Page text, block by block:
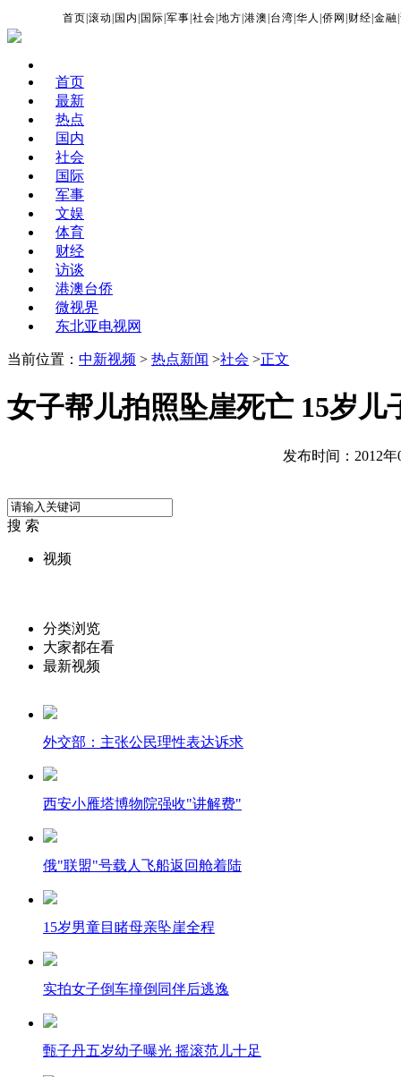
首页 |滚动 国内 国际 |军事 |社会 |地方 |港澳 台湾 |华人 |侨网 财经 |金融 |
首页
最新
热点
国内
社会
国际
军事
文娱
体育
财经
访谈
港澳台侨
微视界
东北亚电视网
当前位置： 中新视频 > 热点新闻 >社会 >正文
女子帮儿拍照坠崖死亡 15岁儿
发布时间：2012年
搜 索
视频
分类浏览
大家都在看
最新视频
外交部：主张公民理性表达诉求
西安小雁塔博物院强收"讲解费"
俄"联盟"号载人飞船返回舱着陆
15岁男童目睹母亲坠崖全程
实拍女子倒车撞倒同伴后逃逸
甄子丹五岁幼子曝光 摇滚范儿十足